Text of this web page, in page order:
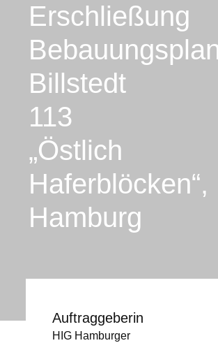
Erschließung
Billstedt
113
„Östlich
Haferblöcken“,
Hamburg
Auftraggeberin
HIG Hamburger